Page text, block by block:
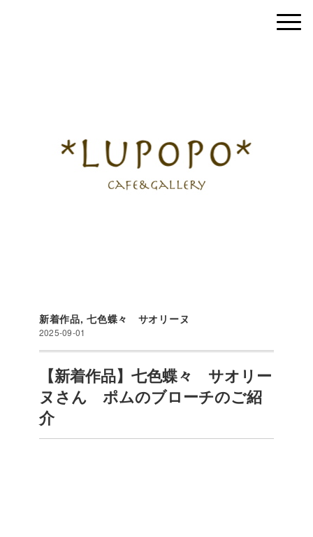
新着作品,七色蝶々 サオリーヌ
2025-09-01
【新着作品】七色蝶々 サオリー
ヌさん ポムのブローチのご紹
介